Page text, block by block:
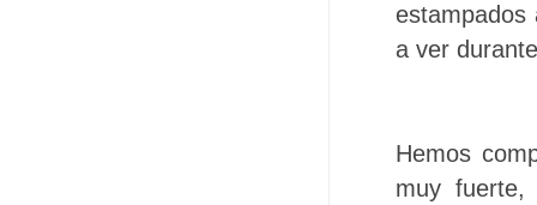
estampados
a ver
Hemos
muy